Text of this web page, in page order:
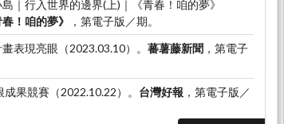
｜行入世界的邊界(上)｜《青春！咱的夢》
！咱的夢》
，第電子版／期。
表現亮眼（2023.03.10）。 蕃薯藤新聞 ，第電子
果競賽（2022.10.22）。 台灣好報 ，第電子版／